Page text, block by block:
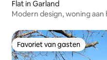
Flat in Garland
Modern design, woning aan
Favoriet van gasten
Favoriet van gasten